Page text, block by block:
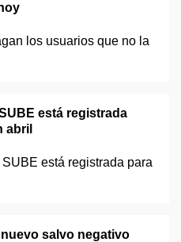
está registrada
abril
salvo negativo